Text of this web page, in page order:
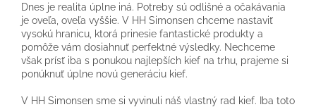
Dnes je realita úplne iná. Potreby sú odlišné a očakávania
je oveľa, oveľa vyššie. V HH Simonsen chceme nastaviť
vysokú hranicu, ktorá prinesie fantastické produkty a
pomôže vám dosiahnuť perfektné výsledky. Nechceme
však prísť iba s ponukou najlepších kief na trhu, prajeme si
ponúknuť úplne novú generáciu kief.
V HH Simonsen sme si vyvinuli náš vlastný rad kief. Iba toto